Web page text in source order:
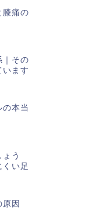
膝痛の
｜その
います
本当
う
くい足
原因